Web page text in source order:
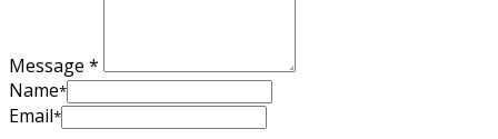
Message *
Name*
Email*